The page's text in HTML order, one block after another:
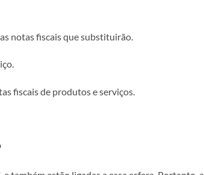
notas fiscais que substituirão.
fiscais de produtos e serviços.